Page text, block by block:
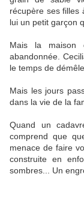
récupère ses filles
lui un petit garçon
Mais la maison
abandonnée.
le temps de
Mais les jours
dans la vie de la
Quand un
comprend que
menace de faire
construite en
sombres... Un